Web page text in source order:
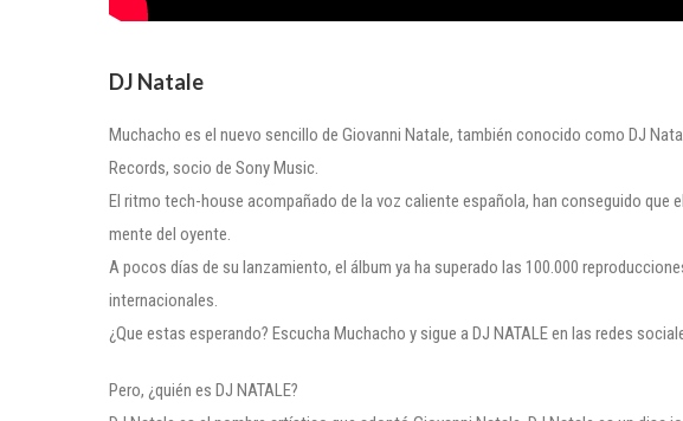
DJ Natale
Muchacho es el nuevo sencillo de Giovanni Natale, también conocido como DJ
Records, socio de Sony Music.
El ritmo tech-house acompañado de la voz caliente española, han conseguido que
mente del oyente.
A pocos días de su lanzamiento, el álbum ya ha superado las 100.000
internacionales.
¿Que estas esperando? Escucha Muchacho y sigue a DJ NATALE en las redes
Pero, ¿quién es DJ NATALE?